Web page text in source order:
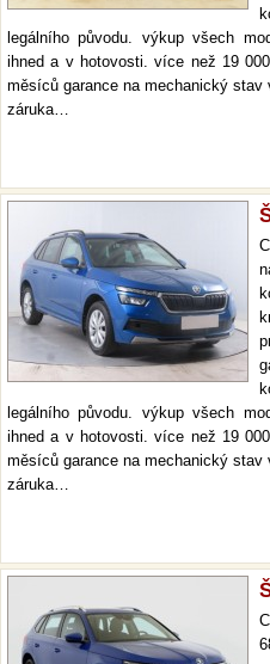
legálního původu. výkup všech
ihned a v hotovosti. více než 19
měsíců garance na mechanický
záruka…
legálního původu. výkup všech
ihned a v hotovosti. více než 19
měsíců garance na mechanický
záruka…